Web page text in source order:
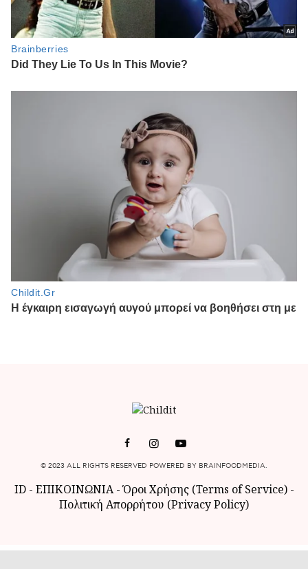
© 2023 ALL RIGHTS RESERVED POWERED BY BRAINFOODMEDIA.
ID- ΕΠΙΚΟΙΝΩΝΙΑ-Όροι Χρήσης (Terms of Service)-
Πολιτική Απορρήτου (Privacy Policy)